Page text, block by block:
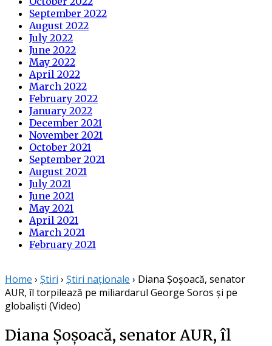
September 2022
August 2022
July 2022
June 2022
May 2022
April 2022
March 2022
February 2022
January 2022
December 2021
November 2021
October 2021
September 2021
August 2021
July 2021
June 2021
May 2021
April 2021
March 2021
February 2021
Home › Știri › Știri naționale › Diana Șoșoacă, senator
AUR, îl torpilează pe miliardarul George Soros și pe
globaliști (Video)
Diana Șoșoacă, senator AUR, îl